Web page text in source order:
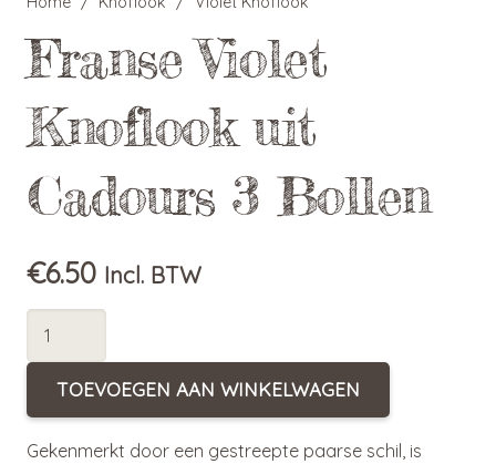
Franse Violet
Knoflook uit
Cadours 3 Bollen
€6.50 Incl. BTW
Violet
Knoflook
uit
Cadours
TOEVOEGEN AAN WINKELWAGEN
Gekenmerkt door een gestreepte paarse schil, is